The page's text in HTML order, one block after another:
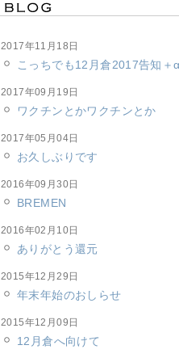
2017年11月18日
こっちでも12月倉2017告知＋
2017年09月19日
ワクチンとかワクチンとか
2017年05月04日
お久しぶりです
2016年09月30日
BREMEN
2016年02月10日
ありがとう還元
2015年12月29日
年末年始のおしらせ
2015年12月09日
12月倉へ向けて